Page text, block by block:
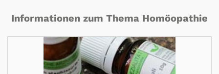
Informationen zum Thema Homöopathie